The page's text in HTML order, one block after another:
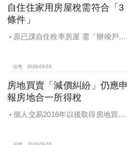
自住住家用房屋稅需符合「3
條件」
原已課自住稅率房屋 需「辦竣戶籍
台灣 2024-09-28
房地買賣「減價糾紛」仍應申
報房地合一所得稅
個人交易2016年以後取得房地買賣